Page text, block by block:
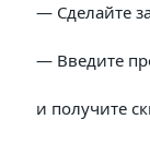
— Сделайте
— Введите
и получите